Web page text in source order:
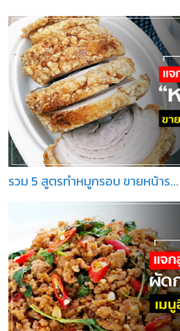
รวม 5 สูตรทำหมูกรอบ ขายหน้าร...